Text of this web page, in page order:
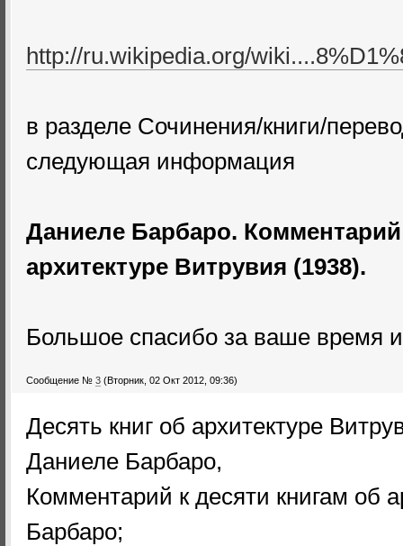
http://ru.wikipedia.org/
в разделе Сочинения/книги/
следующая информация
Даниеле Барбаро. Комментарий
архитектуре Витрувия (1938).
Большое спасибо за ваше время
Сообщение № 3 (Вторник, 02 Окт 2012, 09:36)
Десять книг об архитектуре
Даниеле Барбаро,
Комментарий к десяти книгам об
Барбаро;